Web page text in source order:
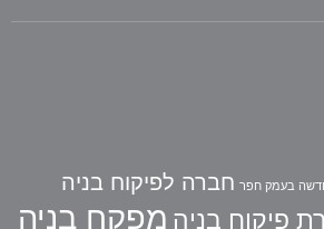
בעמק חפר חברה לפיקוח בניה
פיקוח בניה מפקח בניה